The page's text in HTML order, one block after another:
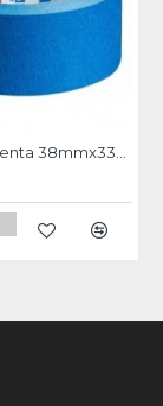
Papīra līmlenta 38mmx33m, Hardy